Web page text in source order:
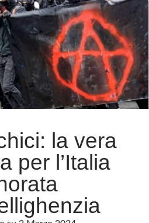
a
sparare
la vera
per l’Italia